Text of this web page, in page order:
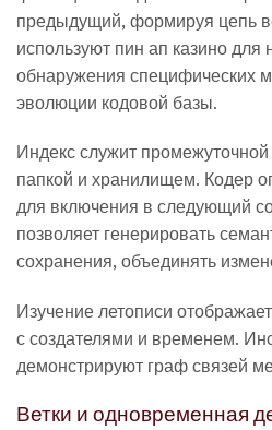
предыдущий, формируя цепь
используют пин ап казино для
обнаружения специфических
эволюции кодовой базы.
Индекс служит
папкой и хранилищем. Кодер
для включения в следующий
позволяет генерировать
сохранения, объединять
Изучение летописи
с создателями и временем.
демонстрируют граф связей
Ветки и одновременная